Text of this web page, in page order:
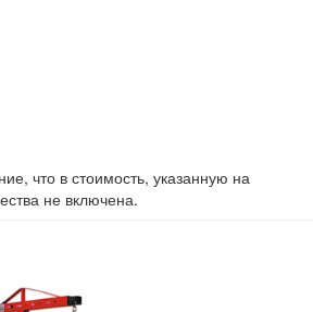
что в стоимость, указанную на
не включена.